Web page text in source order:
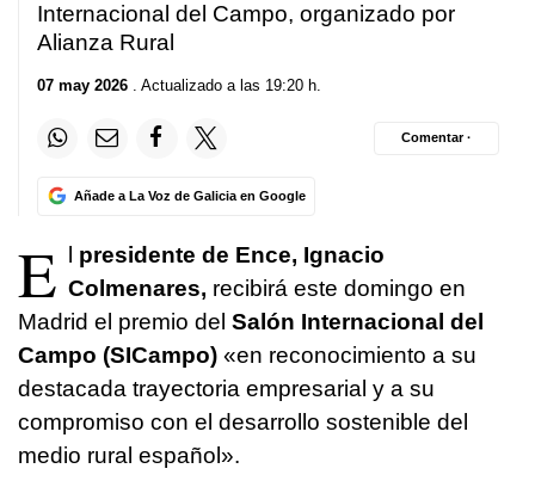
Internacional del Campo, organizado por
Alianza Rural
07 may 2026 . Actualizado a las 19:20 h.
Añade a La Voz de Galicia en Google
Comentar ·
E l presidente de Ence, Ignacio
Colmenares, recibirá este domingo en
Madrid el premio del Salón Internacional del
Campo (SICampo) «en reconocimiento a su
destacada trayectoria empresarial y a su
compromiso con el desarrollo sostenible del
medio rural español».